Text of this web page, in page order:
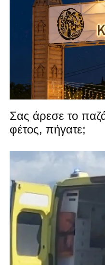
Σας άρεσε το
φέτος, πήγατε;